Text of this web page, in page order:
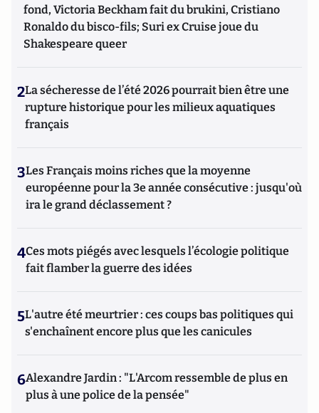
fond, Victoria Beckham fait du brukini, Cristiano
Ronaldo du bisco-fils; Suri ex Cruise joue du
Shakespeare queer
2La sécheresse de l’été 2026 pourrait bien être une
rupture historique pour les milieux aquatiques
français
3Les Français moins riches que la moyenne
européenne pour la 3e année consécutive : jusqu'où
ira le grand déclassement ?
4Ces mots piégés avec lesquels l’écologie politique
fait flamber la guerre des idées
5L'autre été meurtrier : ces coups bas politiques qui
s'enchaînent encore plus que les canicules
6Alexandre Jardin : "L'Arcom ressemble de plus en
plus à une police de la pensée"